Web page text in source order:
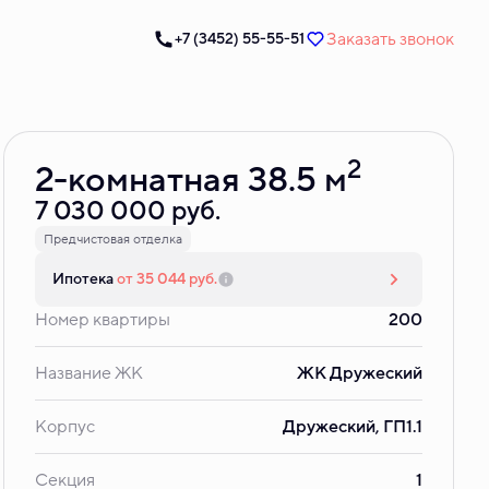
+7 (3452) 55-55-51 Заказать звонок
Забронировать
2-комнатная 38.5 м2
7 030 000 руб.
Предчистовая отделка
Ипотекаот 35 044 руб.
Номер квартиры 200
Название ЖК ЖК Дружеский
Корпус Дружеский, ГП1.1
Секция 1